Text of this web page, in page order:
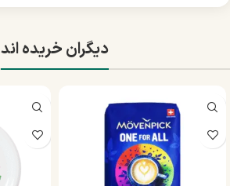
دیگران خریده اند